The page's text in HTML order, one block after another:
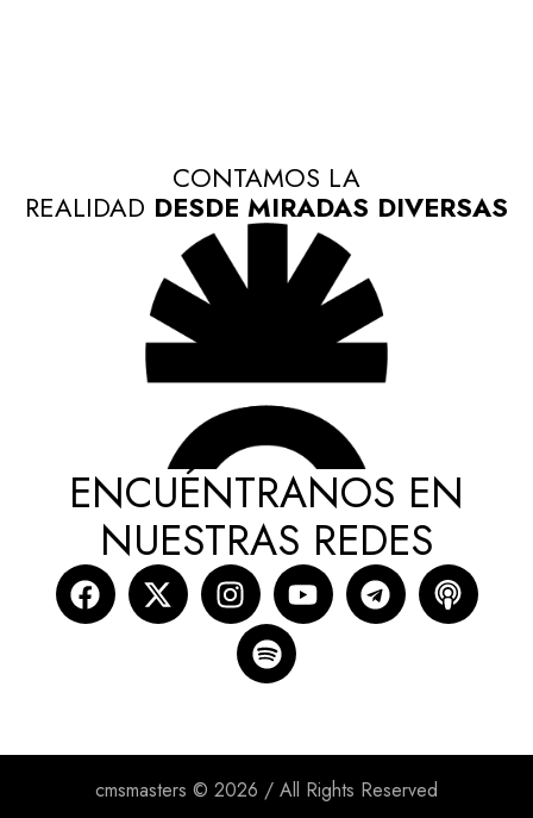
CONTAMOS LA
REALIDAD DESDE MIRADAS DIVERSAS
ENCUÉNTRANOS EN
NUESTRAS REDES
cmsmasters © 2026 / All Rights Reserved